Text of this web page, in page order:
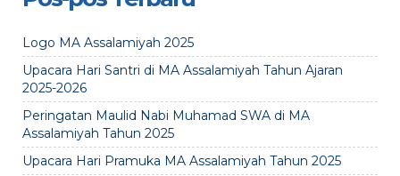
Logo MA Assalamiyah 2025
Upacara Hari Santri di MA Assalamiyah Tahun Ajaran
2025-2026
Peringatan Maulid Nabi Muhamad SWA di MA
Assalamiyah Tahun 2025
Upacara Hari Pramuka MA Assalamiyah Tahun 2025